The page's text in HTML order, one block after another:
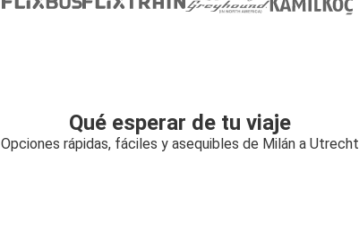
Qué esperar de tu viaje
Opciones rápidas, fáciles y asequibles de Milán a Utrecht